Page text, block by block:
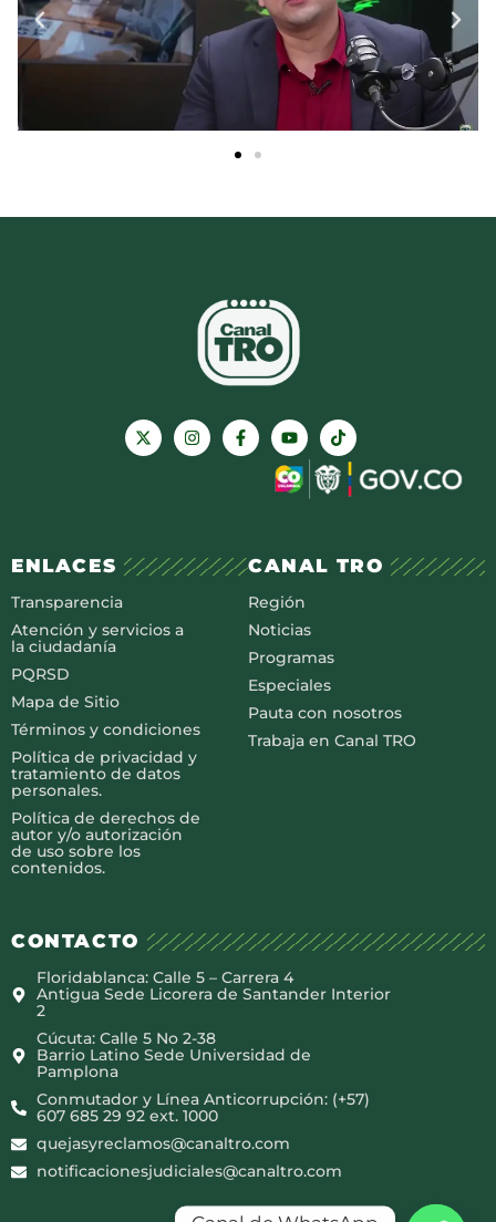
ENLACES
Transparencia
Atención y servicios a
la ciudadanía
PQRSD
Mapa de Sitio
Términos y condiciones
Política de privacidad y
tratamiento de datos
personales.
Política de derechos de
autor y/o autorización
de uso sobre los
contenidos.
CANAL TRO
Región
Noticias
Programas
Especiales
Pauta con nosotros
Trabaja en Canal TRO
CONTACTO
Floridablanca: Calle 5 – Carrera 4
Antigua Sede Licorera de Santander Interior
2
Cúcuta: Calle 5 No 2-38
Barrio Latino Sede Universidad de
Pamplona
Conmutador y Línea Anticorrupción: (+57)
607 685 29 92 ext. 1000
quejasyreclamos@canaltro.com
notificacionesjudiciales@canaltro.com